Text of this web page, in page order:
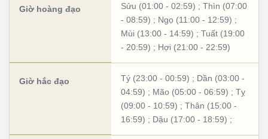
Giờ hoàng đạo Sửu (01:00 - 02:59) ; Thìn (07:00
- 08:59) ; Ngọ (11:00 - 12:59) ;
Mùi (13:00 - 14:59) ; Tuất (19:00
- 20:59) ; Hợi (21:00 - 22:59)
Giờ hắc đạo Tý (23:00 - 00:59) ; Dần (03:00 -
04:59) ; Mão (05:00 - 06:59) ; Tỵ
(09:00 - 10:59) ; Thân (15:00 -
16:59) ; Dậu (17:00 - 18:59) ;